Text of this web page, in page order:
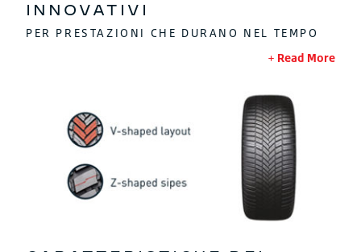
INNOVATIVI
PER PRESTAZIONI CHE DURANO NEL TEMPO
Read More